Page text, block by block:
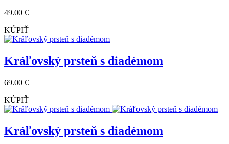
49.00 €
KÚPIŤ
Kráľovský prsteň s diadémom
69.00 €
KÚPIŤ
Kráľovský prsteň s diadémom